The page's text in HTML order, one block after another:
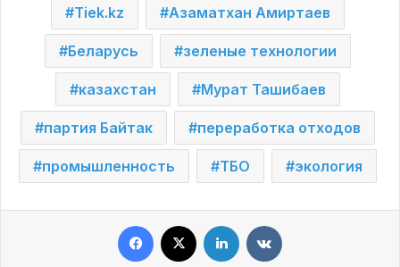
Tiek.kz Азаматхан Амиртаев
Беларусь зеленые технологии
казахстан Мурат Ташибаев
партия Байтак переработка отходов
промышленность ТБО экология